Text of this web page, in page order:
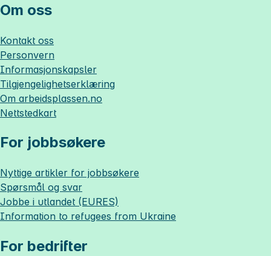
Om oss
Kontakt oss
Personvern
Informasjonskapsler
Tilgjengelighetserklæring
Om arbeidsplassen.no
Nettstedkart
For jobbsøkere
Nyttige artikler for jobbsøkere
Spørsmål og svar
Jobbe i utlandet (EURES)
Information to refugees from Ukraine
For bedrifter